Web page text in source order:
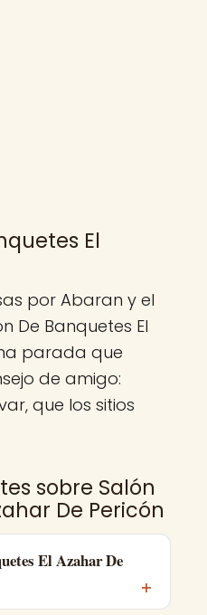
El
por Abaran y el
De Banquetes El
parada que
de amigo:
que los sitios
sobre Salón
De Pericón
El Azahar De